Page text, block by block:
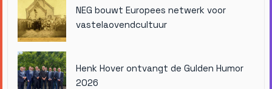
NEG bouwt Europees netwerk voor
vastelaovendcultuur
Henk Hover ontvangt de Gulden Humor
2026